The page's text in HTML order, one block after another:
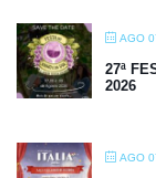
AGO
27ª
2026
AGO